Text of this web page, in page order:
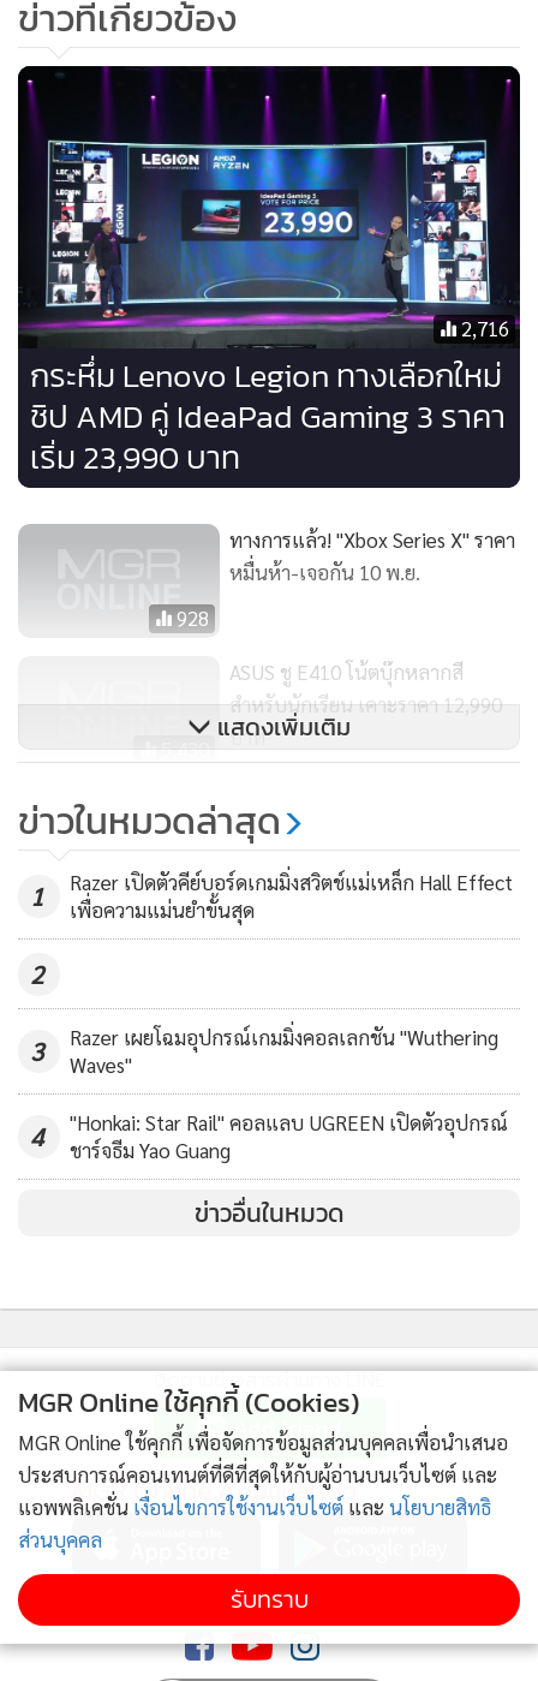
ตอบโจทย์ คุ้มค่าเกินความต้องการ – Lenovo Legion 5
Lenovo Legion 5 ใหม่ มาในดีไซน์มินิมอลเรียบง่าย แต่ภายใน
อัดแน่นไปด้วยขุมพลังการประมวลผลขั้นสูง อย่าง ตัวเลือกโมบา
ยล์โปรเซสเซอร์สูงสุด AMD Ryzen 7 4800 H-Series ที่มาคู่กับ
ตัวเลือกจีพียูสูงสุด NVIDIA GeForce RTX™ 2060
รีเฟรชเรทสูงสุด 144Hz จอแสดงผลมุมมองกว้าง ความละเอียด
Full HD (1920 x 1080) มาพร้อม Dolby Vision® ให้ภาพสีสัน
คมชัด ค่าสีที่แม่นยำขึ้นด้วย 100% sRGB และระบบลำโพง
Atmos ผู้ใช้งานจะได้ตื่นเต้นไปกับความสมจริงของทั้งภาพ และ
เสียงระหว่างเล่น
ตัวเครื่องมาในเฉดสีดำ Phantom Black พร้อมตัวเลือกหน่วย
ความจำสูงสุด 16GB 3200 MHz DDR4 ตัวเลือกตัวจัดเก็บข้อมูล
Lenovo Legion Coldfront 2.0 ให้เครื่องทำงานได้อย่างมี
ประสิทธิภาพสูงสุด ภายใต้การควบคุมอุณหภูมิอันยอดเยี่ยม
สัมผัสกับปุ่มกดที่ให้ประสบการณ์การสัมผัส และการควบคุมที่น่า
เหลือเชื่อ บนคีย์บอร์ด Lenovo Legion TrueStrike keyboard
ที่ออกแบบมาให้แป้นพิมพ์โค้งรับกับนิ้วมือได้อย่างพอดี มา
เกมลื่นไหลยิ่งขึ้น เสริมด้วยระบบ Rapid Charge Pro ช่วยเติม
พลังแบตเตอรี่ให้เต็มในเวลาอันรวดเร็ว
ผลักดันประสิทธิภาพขึ้นไปอีกขั้น – Lenovo Legion Tower 5
Lenovo Legion Tower 5 ใหม่ มาพร้อมตัวเลือกเดสก์ท็อป
โปรเซสเซอร์สูงสุด AMD Ryzen 7 3700X ที่ยกระดับ
ประสิทธิภาพของการโอเวอร์คล็อกให้เหนือความคาดหมาย และ
ตัวเลือกจีพียูสูงสุด NVIDIA GeForce RTX 2060 เพื่อเฟรมเรทที่
เร็วเป็นพิเศษ ตอบรับการใช้งานหน้าจอที่มีความละเอียดสูงถึง
ระดับ 4K ตัวเครื่องเหมาะเป็นอย่างยิ่งสำหรับเกมเมอร์ที่ชอบเล่น
เกมที่ต้องอาศัยการโอเวอร์คล็อกเพื่อเสริมประสิทธิภาพในราคา
ข่าวที่เกี่ยวข้อง
2,716
กระหึ่ม Lenovo Legion ทางเลือกใหม่
ชิป AMD คู่ IdeaPad Gaming 3 ราคา
เริ่ม 23,990 บาท
928
ทางการแล้ว! "Xbox Series X" ราคา
หมื่นห้า-เจอกัน 10 พ.ย.
5,430
ASUS ชู E410 โน้ตบุ๊กหลากสี
สำหรับนักเรียน เคาะราคา 12,990
บาท
3,139
Intel Core เจเนอเรชันที่ 11 ตัดทิ้ง
“ช่องเสียบหูฟัง” เพื่อความบาง!
แสดงเพิ่มเติม
ข่าวในหมวดล่าสุด
1
Razer เปิดตัวคีย์บอร์ดเกมมิ่งสวิตช์แม่เหล็ก Hall Effect
เพื่อความแม่นยำขั้นสุด
2
3
Razer เผยโฉมอุปกรณ์เกมมิ่งคอลเลกชัน "Wuthering
Waves"
4
"Honkai: Star Rail" คอลแลบ UGREEN เปิดตัวอุปกรณ์
ชาร์จธีม Yao Guang
ข่าวอื่นในหมวด
ติดตามข่าวสารผ่านทาง LINE
MGR Online Application
ติดตาม MGR Online
MGR Online ใช้คุกกี้ (Cookies)
MGR Online ใช้คุกกี้ เพื่อจัดการข้อมูลส่วนบุคคลเพื่อนำเสนอ
ประสบการณ์คอนเทนต์ที่ดีที่สุดให้กับผู้อ่านบนเว็บไซต์ และ
แอพพลิเคชั่น เงื่อนไขการใช้งานเว็บไซต์ และ นโยบายสิทธิ
ส่วนบุคคล
รับทราบ